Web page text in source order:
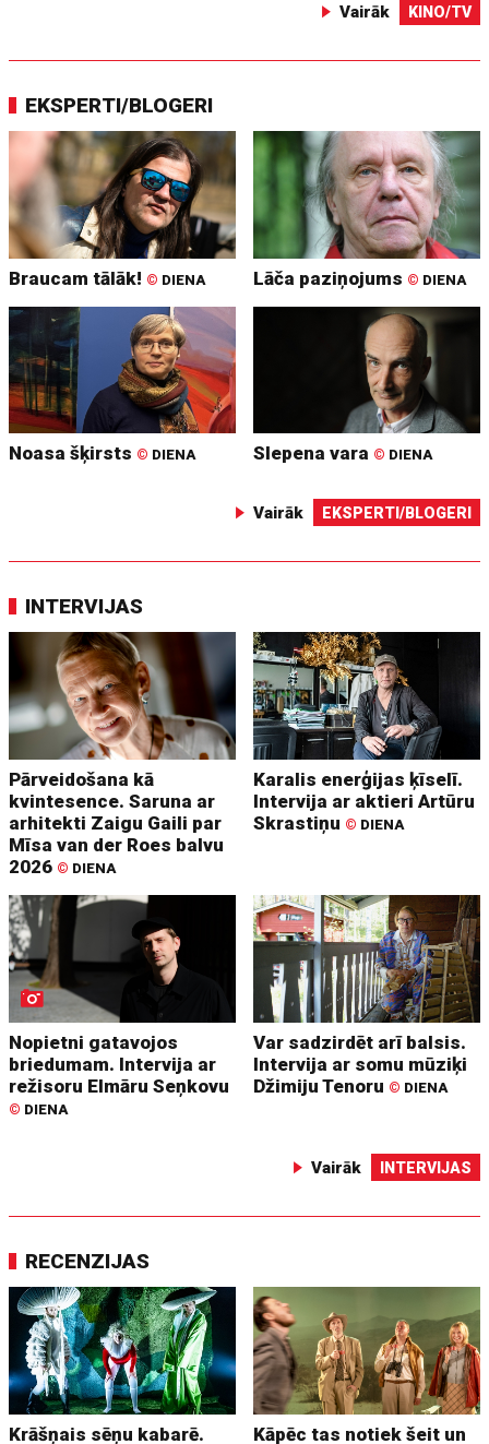
Vairāk KINO/TV
EKSPERTI/BLOGERI
Braucam tālāk! © DIENA Lāča paziņojums © DIENA
Noasa šķirsts © DIENA Slepena vara © DIENA
Vairāk EKSPERTI/BLOGERI
INTERVIJAS
Pārveidošana kā
kvintesence. Saruna ar
arhitekti Zaigu Gaili par
Mīsa van der Roes balvu
2026 © DIENA
Karalis enerģijas ķīselī.
Intervija ar aktieri Artūru
Skrastiņu © DIENA
Nopietni gatavojos
briedumam. Intervija ar
režisoru Elmāru Seņkovu
© DIENA
Var sadzirdēt arī balsis.
Intervija ar somu mūziķi
Džimiju Tenoru © DIENA
Vairāk INTERVIJAS
RECENZIJAS
Krāšņais sēņu kabarē.
Kāpēc tas notiek šeit un